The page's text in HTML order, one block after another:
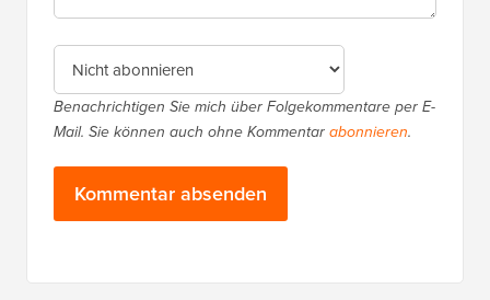
Benachrichtigen Sie mich über Folgekommentare per E-
Mail. Sie können auch ohne Kommentarabonnieren.